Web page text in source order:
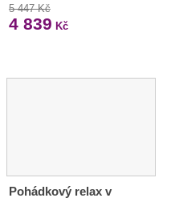
5 447 Kč
4 839 Kč
Pohádkový relax v